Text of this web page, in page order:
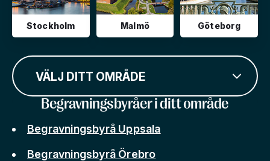
Stockholm Malmö Göteborg
VÄLJ DITT OMRÅDE
Begravningsbyråer i ditt område
Begravningsbyrå Uppsala
Begravningsbyrå Örebro